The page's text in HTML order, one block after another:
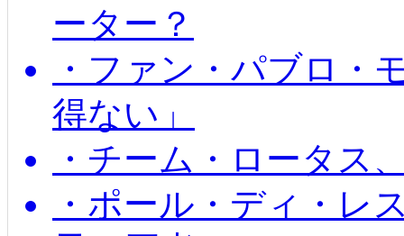
ーター？
・ファン・パブロ・
得ない」
・チーム・ロータス
・ポール・ディ・レ